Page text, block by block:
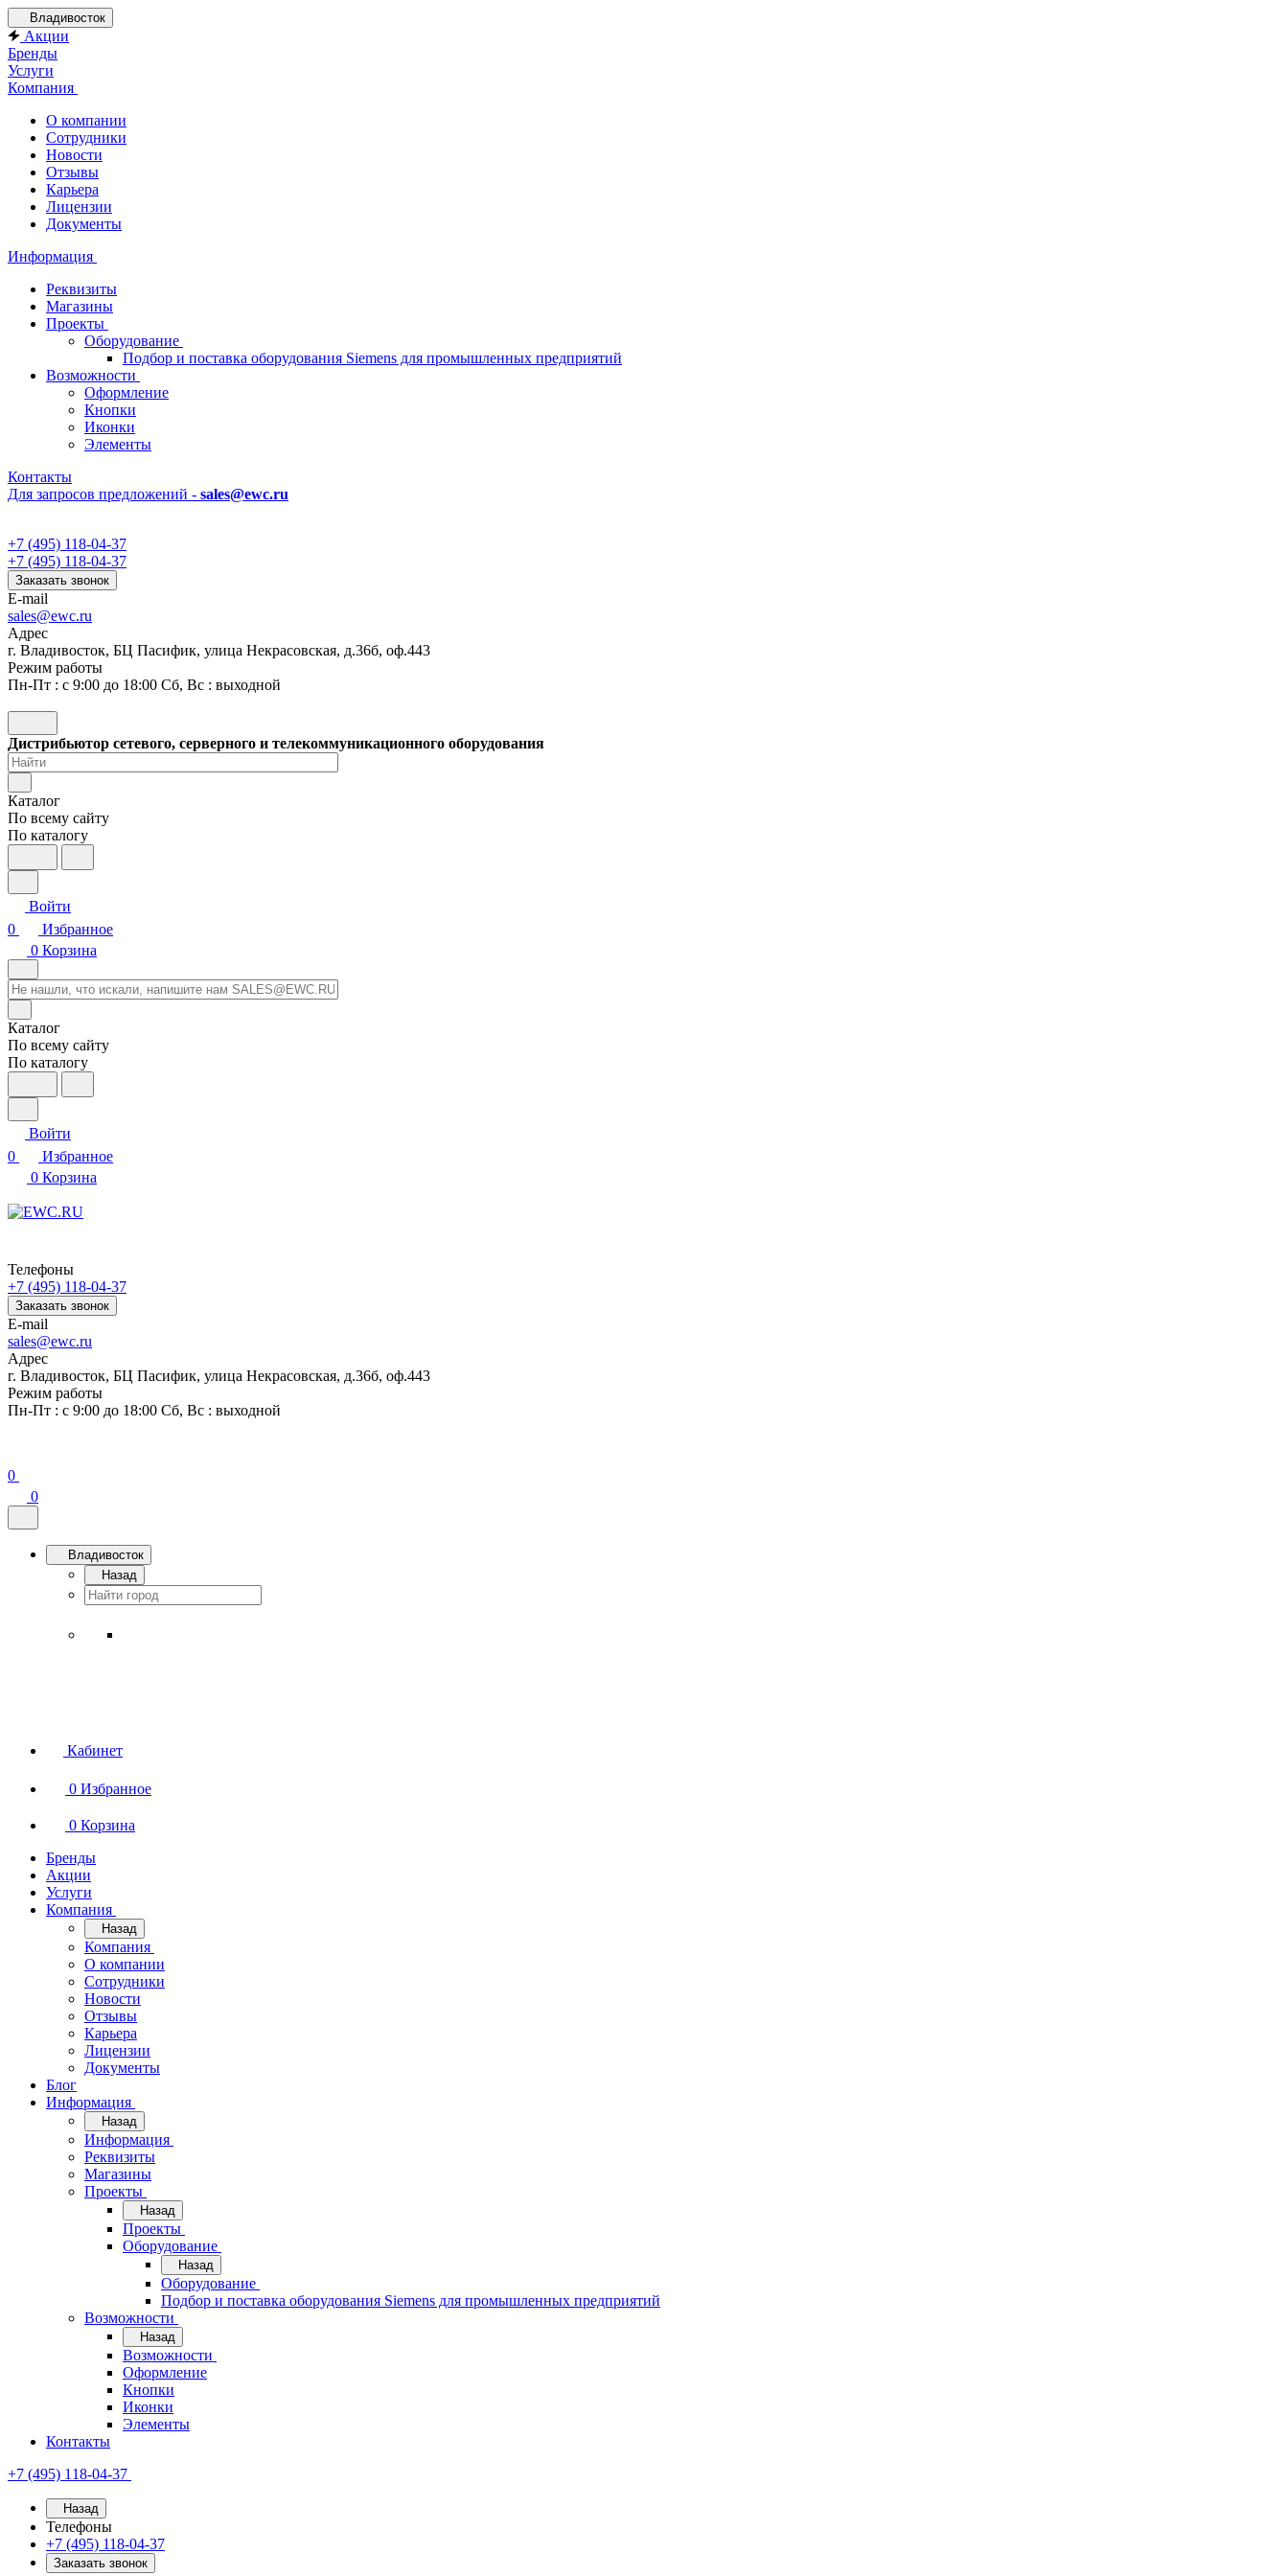
Владивосток
Акции
Бренды
Услуги
Компания
О компании
Сотрудники
Новости
Отзывы
Карьера
Лицензии
Документы
Информация
Реквизиты
Магазины
Проекты
Оборудование
Подбор и поставка оборудования Siemens для промышленных предприятий
Возможности
Оформление
Кнопки
Иконки
Элементы
Контакты
Для запросов предложений - sales@ewc.ru
+7 (495) 118-04-37
+7 (495) 118-04-37
Заказать звонок
E-mail
sales@ewc.ru
Адрес
г. Владивосток, БЦ Пасифик, улица Некрасовская, д.36б, оф.443
Режим работы
Пн-Пт : с 9:00 до 18:00 Сб, Вс : выходной
Дистрибьютор сетевого, серверного и телекоммуникационного оборудования
Каталог
По всему сайту
По каталогу
Войти
0
Избранное
0 Корзина
Каталог
По всему сайту
По каталогу
Войти
0
Избранное
0 Корзина
Телефоны
+7 (495) 118-04-37
Заказать звонок
E-mail
sales@ewc.ru
Адрес
г. Владивосток, БЦ Пасифик, улица Некрасовская, д.36б, оф.443
Режим работы
Пн-Пт : с 9:00 до 18:00 Сб, Вс : выходной
0
0
Владивосток
Назад
Кабинет
0 Избранное
0 Корзина
Бренды
Акции
Услуги
Компания
Назад
Компания
О компании
Сотрудники
Новости
Отзывы
Карьера
Лицензии
Документы
Блог
Информация
Назад
Информация
Реквизиты
Магазины
Проекты
Назад
Проекты
Оборудование
Назад
Оборудование
Подбор и поставка оборудования Siemens для промышленных предприятий
Возможности
Назад
Возможности
Оформление
Кнопки
Иконки
Элементы
Контакты
+7 (495) 118-04-37
Назад
Телефоны
+7 (495) 118-04-37
Заказать звонок